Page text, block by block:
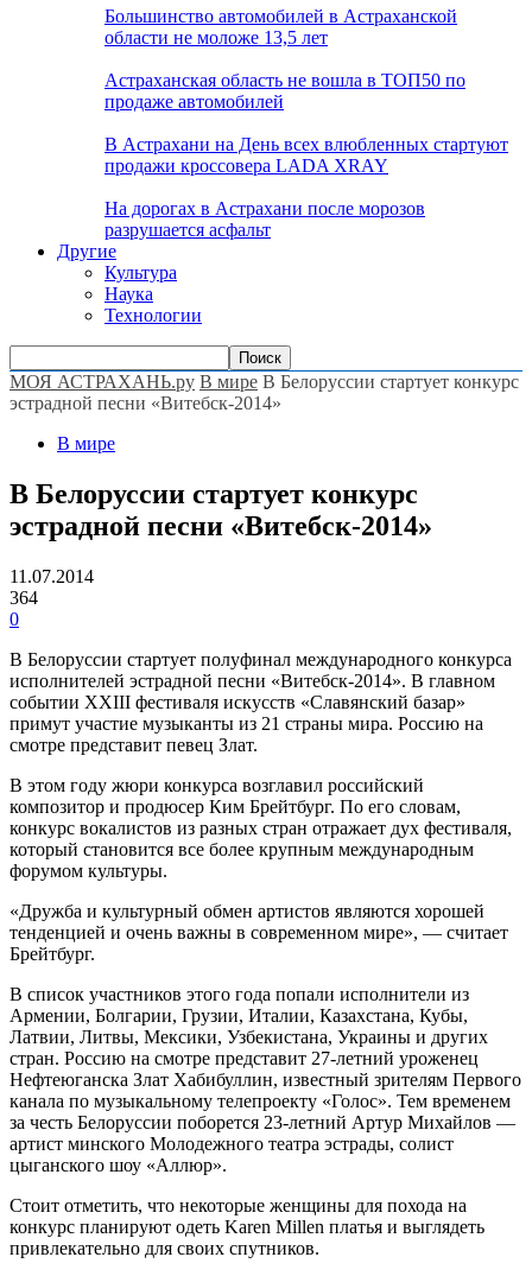
Большинство автомобилей в Астраханской
области не моложе 13,5 лет
Астраханская область не вошла в ТОП50 по
продаже автомобилей
В Астрахани на День всех влюбленных стартуют
продажи кроссовера LADA XRAY
На дорогах в Астрахани после морозов
разрушается асфальт
Другие
Культура
Наука
Технологии
МОЯ АСТРАХАНЬ.ру В мире В Белоруссии стартует конкурс
эстрадной песни «Витебск-2014»
В мире
В Белоруссии стартует конкурс
эстрадной песни «Витебск-2014»
11.07.2014
364
0
В Белоруссии стартует полуфинал международного конкурса
исполнителей эстрадной песни «Витебск-2014». В главном
событии XXIII фестиваля искусств «Славянский базар»
примут участие музыканты из 21 страны мира. Россию на
смотре представит певец Злат.
В этом году жюри конкурса возглавил российский
композитор и продюсер Ким Брейтбург. По его словам,
конкурс вокалистов из разных стран отражает дух фестиваля,
который становится все более крупным международным
форумом культуры.
«Дружба и культурный обмен артистов являются хорошей
тенденцией и очень важны в современном мире», — считает
Брейтбург.
В список участников этого года попали исполнители из
Армении, Болгарии, Грузии, Италии, Казахстана, Кубы,
Латвии, Литвы, Мексики, Узбекистана, Украины и других
стран. Россию на смотре представит 27-летний уроженец
Нефтеюганска Злат Хабибуллин, известный зрителям Первого
канала по музыкальному телепроекту «Голос». Тем временем
за честь Белоруссии поборется 23-летний Артур Михайлов —
артист минского Молодежного театра эстрады, солист
цыганского шоу «Аллюр».
Стоит отметить, что некоторые женщины для похода на
конкурс планируют одеть Karen Millen платья и выглядеть
привлекательно для своих спутников.